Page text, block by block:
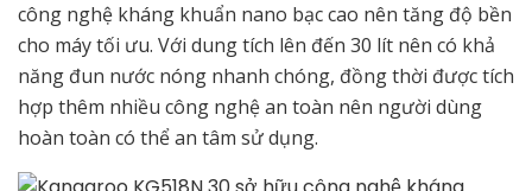
công nghệ kháng khuẩn nano bạc cao nên tăng độ bền
cho máy tối ưu. Với dung tích lên đến 30 lít nên có khả
năng đun nước nóng nhanh chóng, đồng thời được tích
hợp thêm nhiều công nghệ an toàn nên người dùng
hoàn toàn có thể an tâm sử dụng.